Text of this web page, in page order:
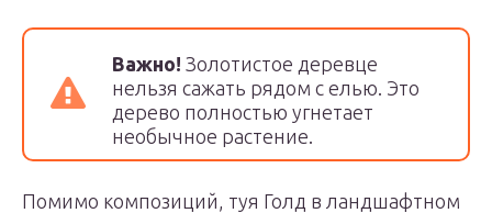
Важно! Золотистое деревце
нельзя сажать рядом с елью. Это
дерево полностью угнетает
необычное растение.
Помимо композиций, туя Голд в ландшафтном